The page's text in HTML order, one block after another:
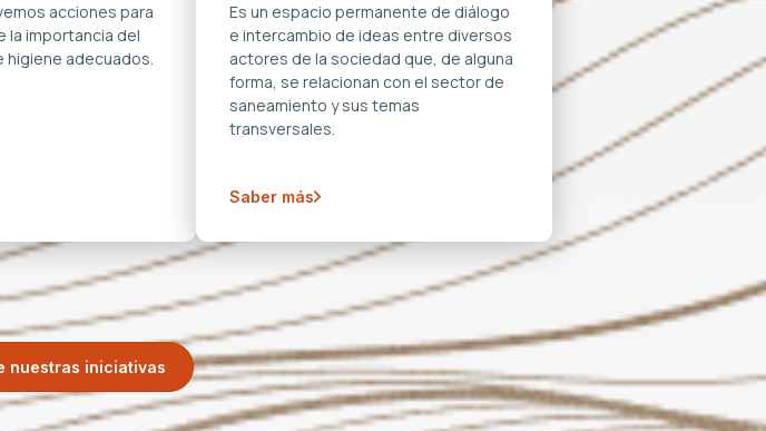
acciones para
la importancia del
higiene adecuados.
Es un espacio permanente de diálogo
e intercambio de ideas entre diversos
actores de la sociedad que, de alguna
forma, se relacionan con el sector de
saneamiento y sus temas
transversales.
Saber más
nuestras iniciativas